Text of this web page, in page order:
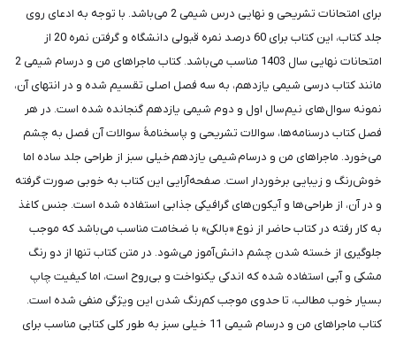
برای امتحانات تشریحی و نهایی درس شیمی 2 می‌باشد. با توجه به ادعای روی
جلد کتاب، این کتاب برای 60 درصد نمره قبولی دانشگاه و گرفتن نمره 20 از
امتحانات نهایی سال 1403 مناسب می‌باشد. کتاب ماجراهای من و درسام شیمی 2
مانند کتاب درسی شیمی یازدهم، به سه فصل اصلی تقسیم شده و در انتهای آن،
نمونه سوال‌های نیم‌سال اول و دوم شیمی یازدهم گنجانده شده است. در هر
فصل کتاب درسنامه‌ها، سوالات تشریحی و پاسخنامۀ سوالات آن فصل به چشم
می‌خورد. ماجراهای من و درسام شیمی یازدهم خیلی سبز از طراحی جلد ساده اما
خوش‌رنگ و زیبایی برخوردار است. صفحه‌آرایی این کتاب به خوبی صورت گرفته
و در آن، از طراحی‌ها و آیکون‌های گرافیکی جذابی استفاده شده است. جنس کاغذ
به کار رفته در کتاب حاضر از نوع «بالکی» با ضخامت مناسب می‌باشد که موجب
جلوگیری از خسته شدن چشم دانش‌آموز می‌شود. در متن کتاب تنها از دو رنگ
مشکی و آبی استفاده شده که اندکی یکنواخت و بی‌روح است، اما کیفیت چاپ
بسیار خوب مطالب، تا حدوی موجب کم‌رنگ شدن این ویژگی منفی شده است.
کتاب ماجراهای من و درسام شیمی 11 خیلی سبز به طور کلی کتابی مناسب برای